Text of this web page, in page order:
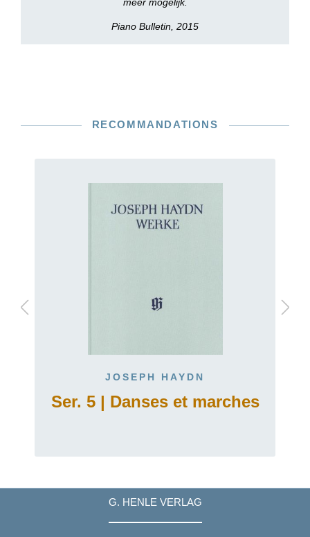
Piano Bulletin, 2015
RECOMMANDATIONS
JOSEPH HAYDN
Ser. 5 | Danses et marches
G. HENLE VERLAG